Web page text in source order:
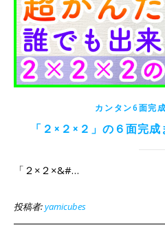
カンタン6面完
「２×２×２」の６面完
「２×２×&#…
投稿者:yamicubes